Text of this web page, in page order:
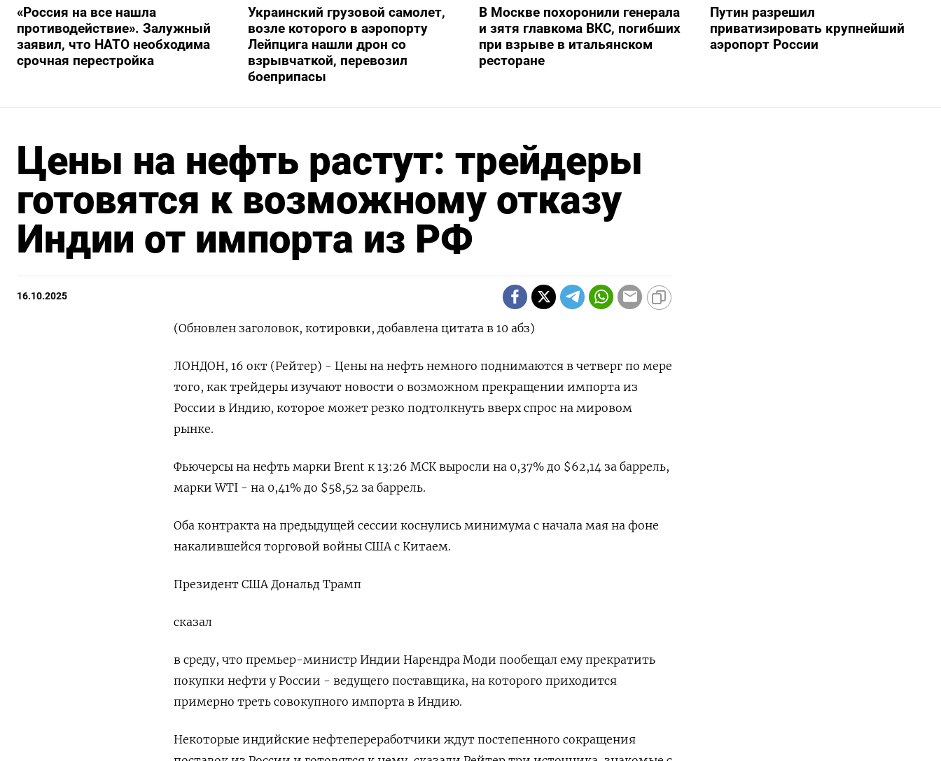
«Россия на все нашла
противодействие». Залужный
заявил, что НАТО необходима
срочная перестройка
Украинский грузовой самолет,
возле которого в аэропорту
Лейпцига нашли дрон со
взрывчаткой, перевозил
боеприпасы
В Москве похоронили генерала
и зятя главкома ВКС, погибших
при взрыве в итальянском
ресторане
Путин разрешил
приватизировать крупнейший
аэропорт России
Цены на нефть растут: трейдеры
готовятся к возможному отказу
Индии от импорта из РФ
16.10.2025
(Обновлен заголовок, котировки, добавлена цитата в 10 абз)
ЛОНДОН, 16 окт (Рейтер) - Цены на нефть немного поднимаются в четверг по мере
того, как трейдеры изучают новости о возможном прекращении импорта из
России в Индию, которое может резко подтолкнуть вверх спрос на мировом
рынке.
Фьючерсы на нефть марки Brent к 13:26 МСК выросли на 0,37% до $62,14 за баррель,
марки WTI - на 0,41% до $58,52 за баррель.
Оба контракта на предыдущей сессии коснулись минимума с начала мая на фоне
накалившейся торговой войны США с Китаем.
Президент США Дональд Трамп
сказал
в среду, что премьер-министр Индии Нарендра Моди пообещал ему прекратить
покупки нефти у России - ведущего поставщика, на которого приходится
примерно треть совокупного импорта в Индию.
Некоторые индийские нефтепереработчики ждут постепенного сокращения